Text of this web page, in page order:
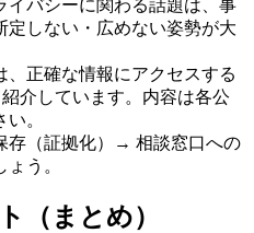
イバシーに関わる話題は、事
定しない・広めない姿勢が大
、正確な情報にアクセスする
介しています。内容は各公
。
存（証拠化）→ 相談窓口への
う。
（まとめ）